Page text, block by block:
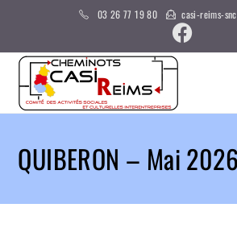
03 26 77 19 80 casi-reims-
QUIBERON – Mai 2026